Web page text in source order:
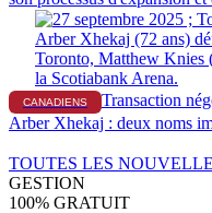
CANADIENS
Transaction
Arber Xhekaj : deux noms
TOUTES LES
GESTION
100% GRATUIT